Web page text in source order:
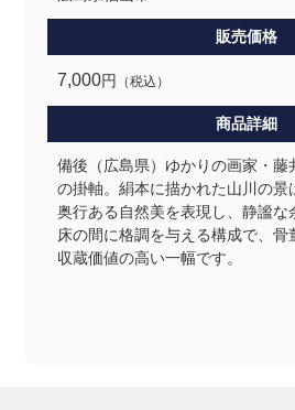
販売価格
7,000円 （税込）
商品詳細
備後（広島県）ゆかりの画家・藤
の掛軸。絹本に描かれた山川の景
奥行ある自然美を表現し、静謐な
床の間に格調を与える構成で、骨
収蔵価値の高い一幅です。